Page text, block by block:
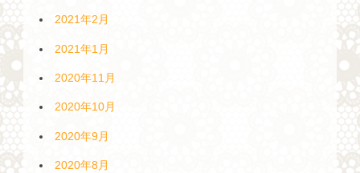
2021年2月
2021年1月
2020年11月
2020年10月
2020年9月
2020年8月